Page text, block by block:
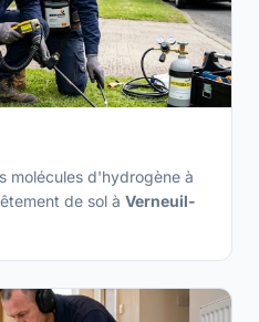
molécules d'hydrogène à
de sol à Verneuil-